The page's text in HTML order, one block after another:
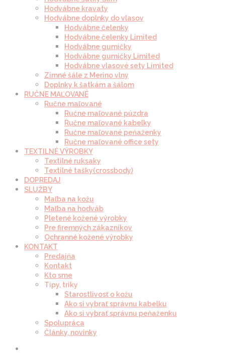
Hodvábne kravaty
Hodvábne doplnky do vlasov
Hodvábne čelenky
Hodvábne čelenky Limited
Hodvábne gumičky
Hodvábne gumičky Limited
Hodvábne vlasové sety Limited
Zimné šále z Merino vlny
Doplnky k šatkám a šálom
RUČNE MAĽOVANÉ
Ručne maľované
Ručne maľované púzdra
Ručne maľované kabelky
Ručne maľované peňaženky
Ručne maľované office sety
TEXTILNÉ VÝROBKY
Textilné ruksaky
Textilné tašky(crossbody)
DOPREDAJ
SLUŽBY
Maľba na kožu
Maľba na hodváb
Pletené kožené výrobky
Pre firemných zákazníkov
Ochranné kožené výrobky
KONTAKT
Predajňa
Kontakt
Kto sme
Tipy, triky
Starostlivosť o kožu
Ako si vybrať správnu kabelku
Ako si vybrať správnu peňaženku
Spolupráca
Články, novinky